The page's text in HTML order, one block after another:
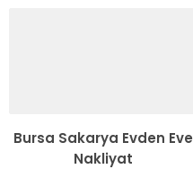
Bursa Sakarya Evden Eve
Nakliyat